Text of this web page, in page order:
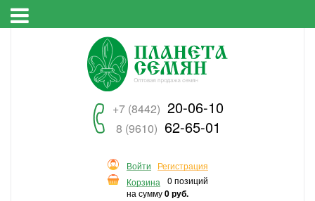
+7 (8442) 20-06-10
8 (9610) 62-65-01
Войти
Регистрация
Корзина
0 позиций
на сумму0 руб.